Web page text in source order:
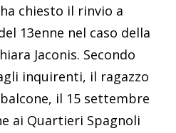
chiesto il rinvio a
13enne nel caso della
Jaconis. Secondo
inquirenti, il ragazzo
il 15 settembre
ai Quartieri Spagnoli